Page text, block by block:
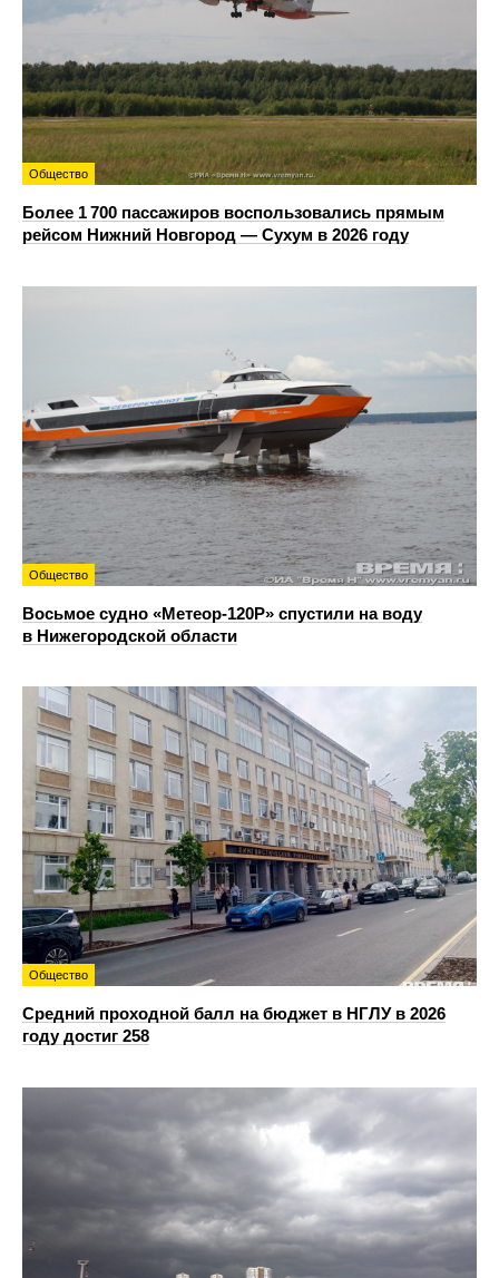
Общество
Более 1 700 пассажиров воспользовались прямым
рейсом Нижний Новгород — Сухум в 2026 году
Общество
Восьмое судно «Метеор-120Р» спустили на воду
в Нижегородской области
Общество
Средний проходной балл на бюджет в НГЛУ в 2026
году достиг 258